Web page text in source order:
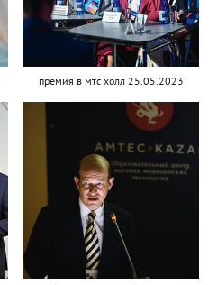
премия в мтс холл 25.05.2023